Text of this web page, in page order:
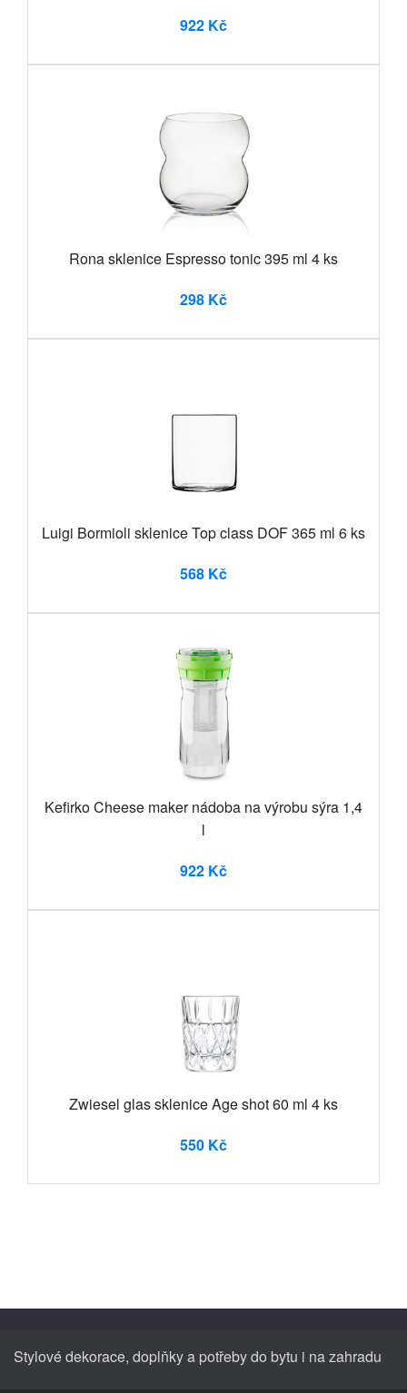
922 Kč
Rona sklenice Espresso tonic 395 ml 4 ks
298 Kč
Luigi Bormioli sklenice Top class DOF 365 ml 6 ks
568 Kč
Kefirko Cheese maker nádoba na výrobu sýra 1,4
l
922 Kč
Zwiesel glas sklenice Age shot 60 ml 4 ks
550 Kč
Stylové dekorace, doplňky a potřeby do bytu i na zahradu